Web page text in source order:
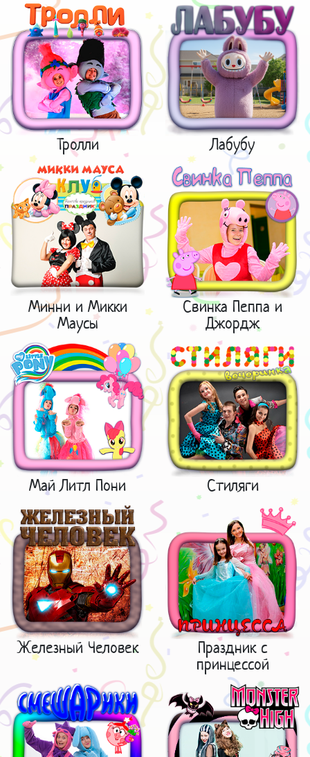
Тролли Лабубу
Минни и Микки
Маусы
Свинка Пеппа и
Джордж
Май Литл Пони Стиляги
Железный Человек
Праздник с
принцессой